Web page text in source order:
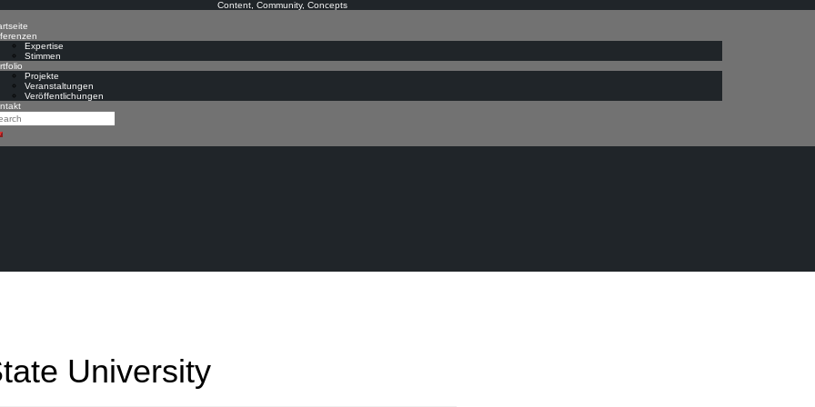
Content, Community, Concepts
Expertise
Stimmen
Projekte
Veranstaltungen
Veröffentlichungen
University